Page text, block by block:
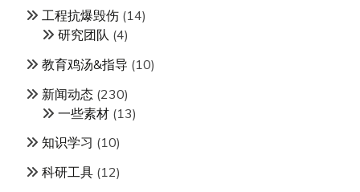
工程抗爆毁伤 (14)
研究团队 (4)
教育鸡汤&指导 (10)
新闻动态 (230)
一些素材 (13)
知识学习 (10)
科研工具 (12)